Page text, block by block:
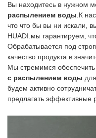
Вы находитесь в нужном
распылением воды.К
что что бы вы ни искали,
HUADI.мы гарантируем,
Обрабатывается под
качество продукта в
Мы стремимся
с распылением воды
будем активно
предлагать эффективные